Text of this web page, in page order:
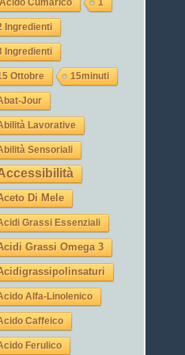
o
f
i
l
o
d
i
t
u
c
o
n
i
m
i
e
i
o
c
c
h
i
s
u
F
a
c
e
o
f
i
l
o
d
L
u
r
a
_
o
c
c
h
i
9
s
u
T
w
i
t
t
e
r
o
f
d
i
s
t
a
g
r
a
m
Cumarico 1
Ingredienti
Ingredienti
Ottobre 15minuti
Jour
Lavorative
Sensoriali
Di Mele
Grassi Essenziali
Grassi Omega 3
Alfa-Linolenico
Caffeico
Ferulico